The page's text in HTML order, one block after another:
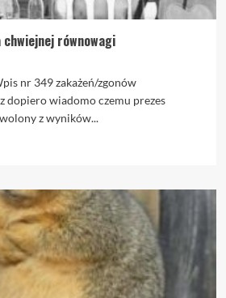
równowagi
nr 349 zakażeń/zgonów
dopiero wiadomo czemu prezes
z wyników...